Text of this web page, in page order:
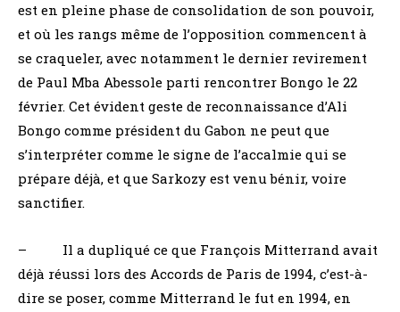
est en pleine phase de consolidation de son pouvoir,
et où les rangs même de l’opposition commencent à
se craqueler, avec notamment le dernier revirement
de Paul Mba Abessole parti rencontrer Bongo le 22
février. Cet évident geste de reconnaissance d’Ali
Bongo comme président du Gabon ne peut que
s’interpréter comme le signe de l’accalmie qui se
prépare déjà, et que Sarkozy est venu bénir, voire
sanctifier.
– Il a dupliqué ce que François Mitterrand avait
déjà réussi lors des Accords de Paris de 1994, c’est-à-
dire se poser, comme Mitterrand le fut en 1994, en